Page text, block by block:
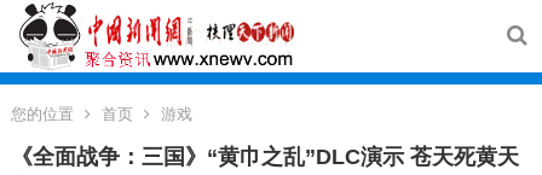
您的位置 首页 游戏
《全面战争：三国》“黄巾之乱”DLC演示 苍天死黄天